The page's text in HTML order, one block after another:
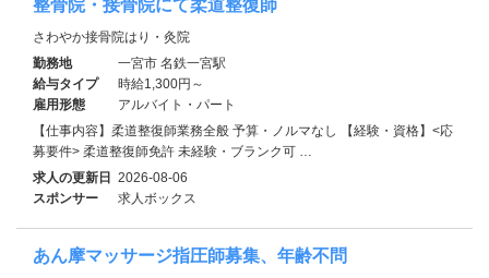
整骨院・接骨院にて柔道整復師
さわやか接骨院はり・灸院
勤務地
一宮市 名鉄一宮駅
給与タイプ
時給1,300円～
雇用形態
アルバイト・パート
【仕事内容】柔道整復師業務全般 予算・ノルマなし 【経験・資格】<応
募要件> 柔道整復師免許 未経験・ブランク可 …
求人の更新日 2026-08-06
スポンサー
求人ボックス
あん摩マッサージ指圧師募集、年齢不問